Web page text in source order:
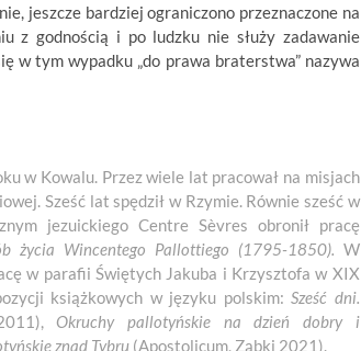
jeszcze bardziej ograniczono przeznaczone na
z godnością i po ludzku nie służy zadawanie
w tym wypadku „do prawa braterstwa” nazywa
w Kowalu. Przez wiele lat pracował na misjach
Sześć lat spędził w Rzymie. Równie sześć w
jezuickiego Centre Sèvres obronił pracę
życia Wincentego Pallottiego (1795-1850). W
w parafii Świętych Jakuba i Krzysztofa w XIX
książkowych w języku polskim:Sześć dni.
Okruchy pallotyńskie na dzień dobry i
znad Tybru (Apostolicum, Ząbki 2021).